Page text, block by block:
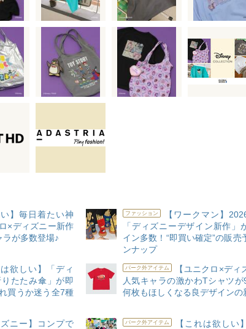
い】毎日着たい神
×ディズニー新作
が多数登場♪
ファッション
【ワークマン】
「ディズニーデザイン新作」
イン多数！“即買い確定”の販売
ンナップ
は欲しい】「ディ
たたみ傘」が即
買うか迷う全7種
パーク外アイテム
【ユニクロ×ディ
人気キャラの激かわTシャツが
何枚もほしくなる良デザインの
ズニー】コンプで
パーク外アイテム
【これは欲しい